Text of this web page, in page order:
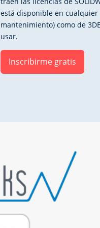
está disponible en
mantenimiento) como de
usar.
Inscribirme gratis